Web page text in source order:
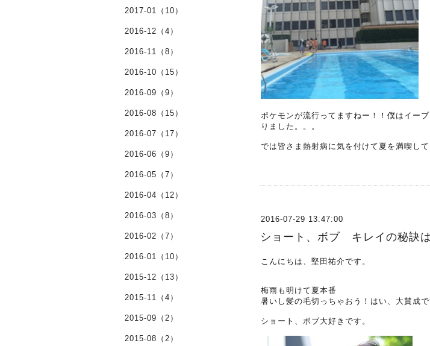
ポケモンが流行ってますねー！！僕はイー
りました。。。
では皆さま熱射病に気を付けて夏を満喫し
2016-07-29 13:47:00
ショート、ボブ キレイの秘訣は
こんにちは、堅田祐介です。
梅雨も明けて夏本番
暑いし髪の毛切っちゃおう！はい、大賛成で
ショート、ボブ大好きです。
2017-01（10）
2016-12（4）
2016-11（8）
2016-10（15）
2016-09（9）
2016-08（15）
2016-07（17）
2016-06（9）
2016-05（7）
2016-04（12）
2016-03（8）
2016-02（7）
2016-01（10）
2015-12（13）
2015-11（4）
2015-09（2）
2015-08（2）